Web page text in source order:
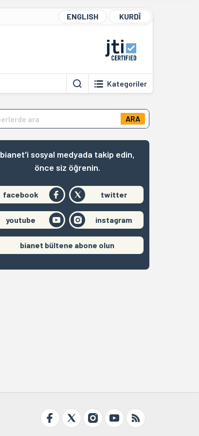
ENGLISH KURDÎ
Kategoriler
ARA
bianet'i sosyal medyada takip edin,
önce siz öğrenin.
facebook twitter
youtube instagram
bianet bültene abone olun